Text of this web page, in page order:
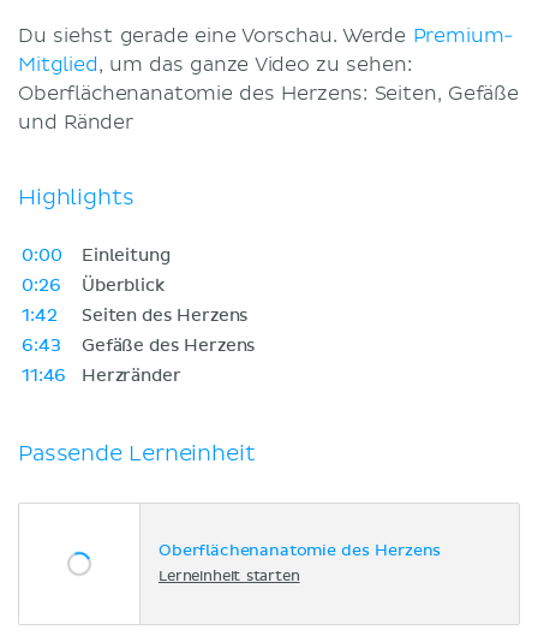
Du siehst gerade eine Vorschau. Werde Premium-
Mitglied, um das ganze Video zu sehen:
Oberflächenanatomie des Herzens: Seiten, Gefäße
und Ränder
Highlights
0:00
Einleitung
0:26
Überblick
1:42
Seiten des Herzens
6:43
Gefäße des Herzens
11:46
Herzränder
Passende Lerneinheit
Oberflächenanatomie des Herzens
Lerneinheit starten